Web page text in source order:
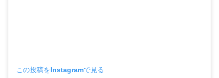
この投稿をInstagramで見る